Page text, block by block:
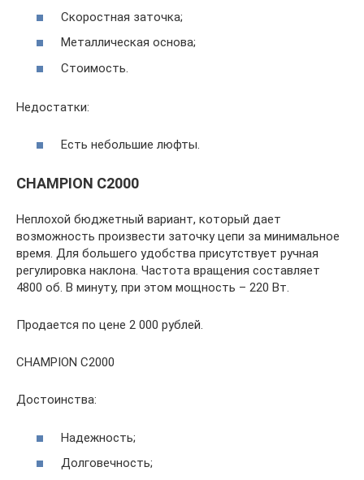
Скоростная заточка;
Металлическая основа;
Стоимость.
Недостатки:
Есть небольшие люфты.
CHAMPION C2000
Неплохой бюджетный вариант, который дает
возможность произвести заточку цепи за минимальное
время. Для большего удобства присутствует ручная
регулировка наклона. Частота вращения составляет
4800 об. В минуту, при этом мощность – 220 Вт.
Продается по цене 2 000 рублей.
CHAMPION C2000
Достоинства:
Надежность;
Долговечность;